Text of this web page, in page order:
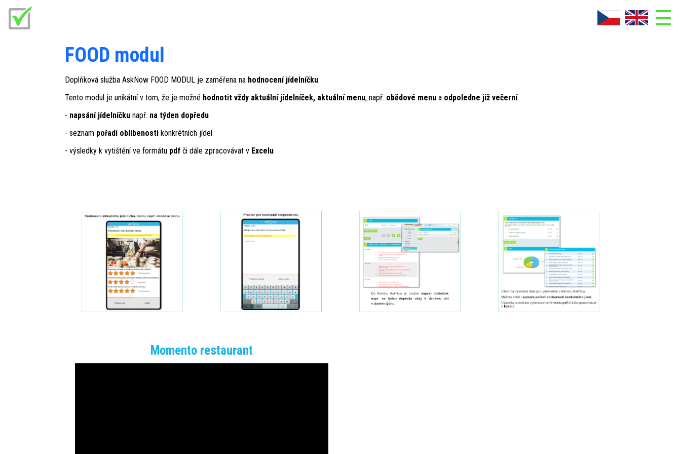
FOOD modul
Doplňková služba AskNow FOOD MODUL je zaměřena na hodnocení jídelníčku.
Tento modul je unikátní v tom, že je možné hodnotit vždy aktuální jídelníček, aktuální menu, např. obědové menu a odpoledne již večerní.
- napsání jídelníčku např. na týden dopředu
- seznam pořadí oblíbenosti konkrétních jídel
- výsledky k vytištění ve formátu pdf či dále zpracovávat v Excelu
Momento restaurant